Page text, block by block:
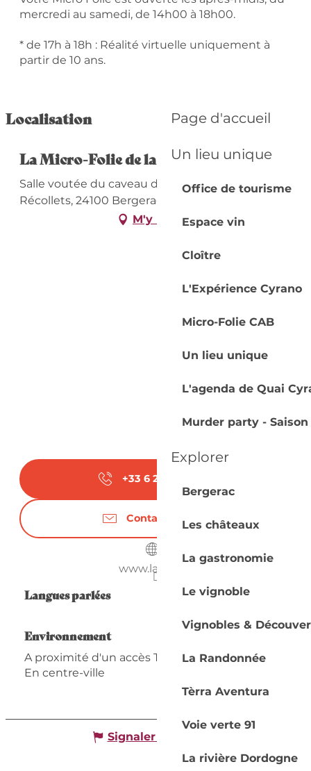
Page d'accueil
Un lieu unique
Office de tourisme
Espace vin
Cloître
L'Expérience Cyrano
Micro-Folie CAB
Un lieu unique
L'agenda de Quai
Murder party - Saison
Explorer
Bergerac
Les châteaux
La gastronomie
Le vignoble
Vignobles &
La Randonnée
Tèrra Aventura
Voie verte 91
La rivière Dordogne
mercredi au samedi, de 14h00 à 18h00.
* de 17h à 18h : Réalité virtuelle uniquement à
partir de 10 ans.
Localisation
La Micro-Folie de la CAB
Salle voutée du caveau de la vinée, 1 rue des
Récollets, 24100 Bergerac
M'y rendre
+33 6 25 85 27
Contactez-nous
www.la-cab.fr
Langues parlées
Langues parlées
Environnement
Environnement
A proximité d'un accès TER (train, car)
En centre-ville
Signaler une erreur